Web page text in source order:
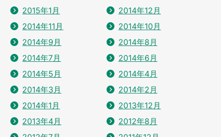
2015年1月
2014年12月
2014年11月
2014年10月
2014年9月
2014年8月
2014年7月
2014年6月
2014年5月
2014年4月
2014年3月
2014年2月
2014年1月
2013年12月
2013年4月
2012年8月